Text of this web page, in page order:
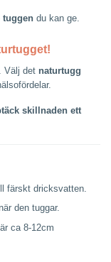
tuggendu kan ge.
Välj det naturtugg
skillnaden ett
färskt dricksvatten.
den tuggar.
ca 8-12cm